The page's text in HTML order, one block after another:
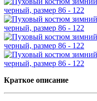
Краткое описание